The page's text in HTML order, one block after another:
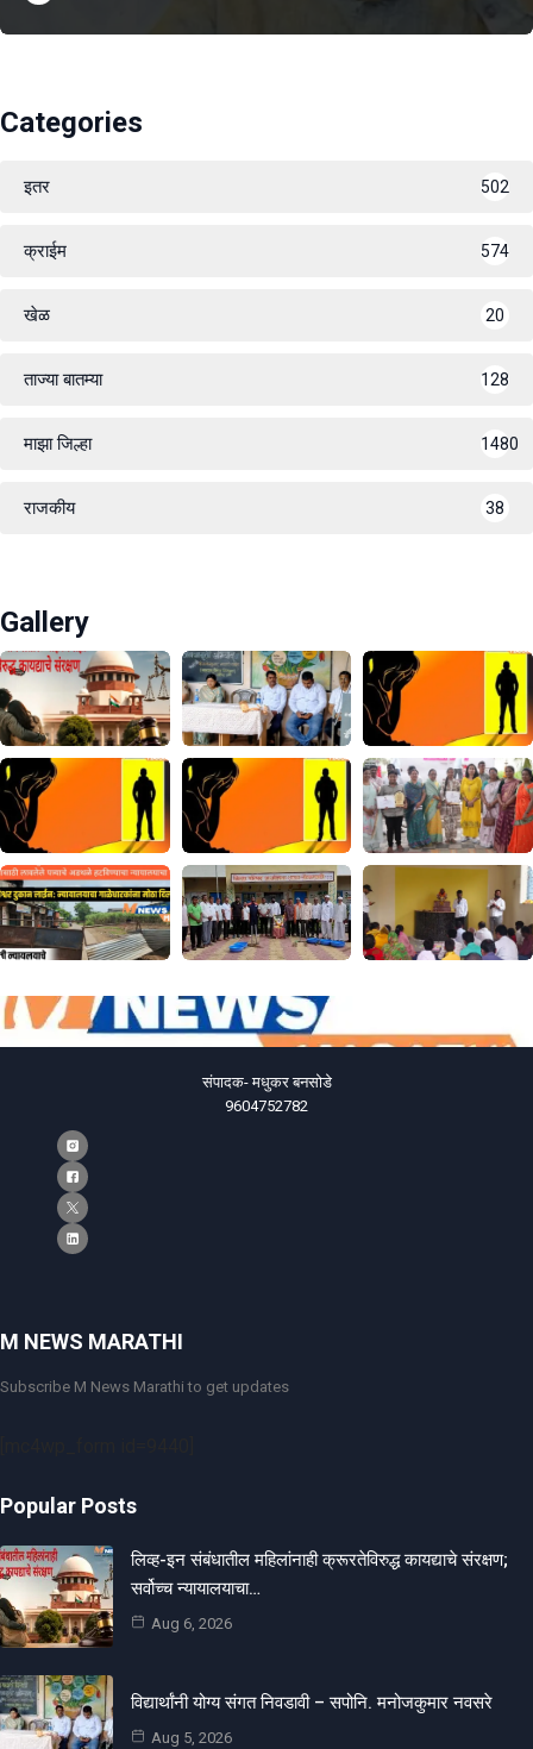
Categories
इतर 502
क्राईम 574
खेळ 20
ताज्या बातम्या 128
माझा जिल्हा 1480
राजकीय 38
Gallery
संपादक- मधुकर बनसोडे
9604752782
M NEWS MARATHI
Subscribe M News Marathi to get updates
Popular Posts
लिव्ह-इन संबंधातील महिलांनाही क्रूरतेविरुद्ध कायद्याचे संरक्षण;
सर्वोच्च न्यायालयाचा…
Aug 6, 2026
विद्यार्थांनी योग्य संगत निवडावी – सपोनि. मनोजकुमार नवसरे
Aug 5, 2026